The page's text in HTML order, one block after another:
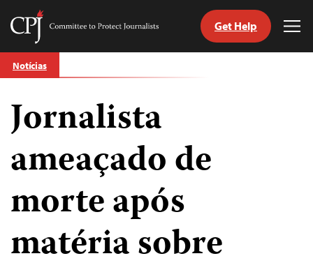
Skip
to
Committee
Journalists
Get Help
Notícias
Jornalista
ameaçado de
morte após